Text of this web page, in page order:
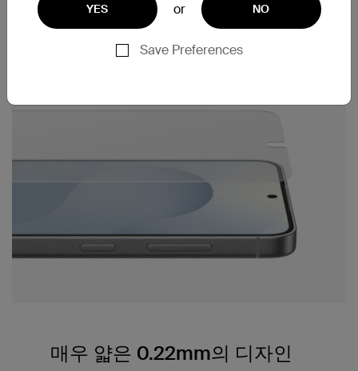
매우 얇은 0.22mm의 디자인
YES or NO
Save Preferences